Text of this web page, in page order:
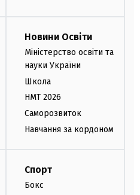
Новини Освіти
Міністерство освіти та
науки України
Школа
НМТ 2026
Саморозвиток
Навчання за кордоном
Спорт
Бокс